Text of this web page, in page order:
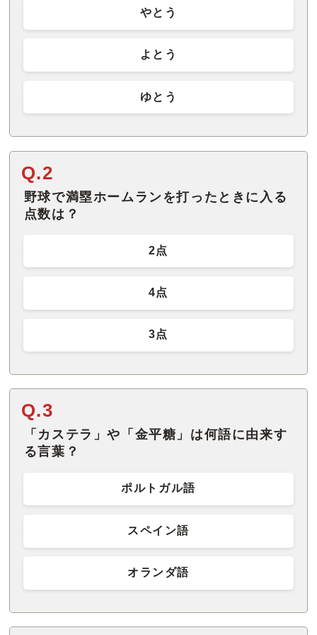
やとう
よとう
ゆとう
Q.2
野球で満塁ホームランを打ったときに入る
点数は？
2点
4点
3点
Q.3
「カステラ」や「金平糖」は何語に由来す
る言葉？
ポルトガル語
スペイン語
オランダ語